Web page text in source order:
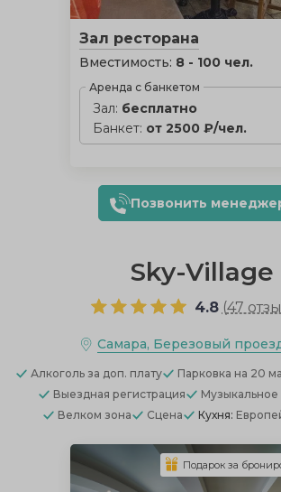
Зал ресторана
Вместимость: 8 - 100 чел.
Аренда с банкетом
Зал: бесплатно
Банкет: от 2500 ₽/чел.
Позвонить
Sky-Village
4.8 (47
Самара, Березовый
Алкоголь за доп. плату Парковка на 20
Выездная регистрация
Велком зона
Сцена Кухня:
Подарок за